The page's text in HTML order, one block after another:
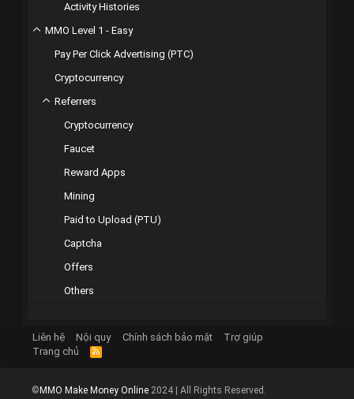
Activity Histories
MMO Level 1 - Easy
Pay Per Click Advertising (PTC)
Cryptocurrency
Referrers
Cryptocurrency
Faucet
Reward Apps
Mining
Paid to Upload (PTU)
Captcha
Offers
Others
Liên hệ Nội quy Chính sách bảo mật
Trợ giúp
Trang chủ
R
© MMO Make Money Online 2024 | All Rights Reserved.